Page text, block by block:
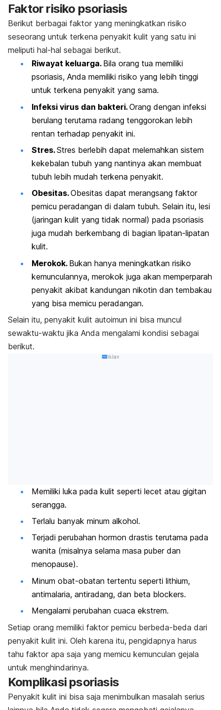
Faktor risiko psoriasis
Berikut berbagai faktor yang meningkatkan risiko
seseorang untuk terkena penyakit kulit yang satu ini
meliputi hal-hal sebagai berikut.
Riwayat keluarga. Bila orang tua memiliki
psoriasis, Anda memiliki risiko yang lebih tinggi
untuk terkena penyakit yang sama.
Infeksi virus dan bakteri.Orang dengan infeksi
berulang terutama radang tenggorokan lebih
rentan terhadap penyakit ini.
Stres.Stres berlebih dapat melemahkan sistem
kekebalan tubuh yang nantinya akan membuat
tubuh lebih mudah terkena penyakit.
Obesitas.Obesitas dapat merangsang faktor
pemicu peradangan di dalam tubuh. Selain itu, lesi
(jaringan kulit yang tidak normal) pada psoriasis
juga mudah berkembang di bagian lipatan-lipatan
kulit.
Merokok. Bukan hanya meningkatkan risiko
kemunculannya, merokok juga akan memperparah
penyakit akibat kandungan nikotin dan tembakau
yang bisa memicu peradangan.
Selain itu, penyakit kulit autoimun ini bisa muncul
sewaktu-waktu jika Anda mengalami kondisi sebagai
berikut.
Iklan
Memiliki luka pada kulit seperti lecet atau gigitan
serangga.
Terlalu banyak minum alkohol.
Terjadi perubahan hormon drastis terutama pada
wanita (misalnya selama masa puber dan
menopause).
Minum obat-obatan tertentu seperti lithium,
antimalaria, antiradang, dan beta blockers.
Mengalami perubahan cuaca ekstrem.
Setiap orang memiliki faktor pemicu berbeda-beda dari
penyakit kulit ini. Oleh karena itu, pengidapnya harus
tahu faktor apa saja yang memicu kemunculan gejala
untuk menghindarinya.
Komplikasi psoriasis
Penyakit kulit ini bisa saja menimbulkan masalah serius